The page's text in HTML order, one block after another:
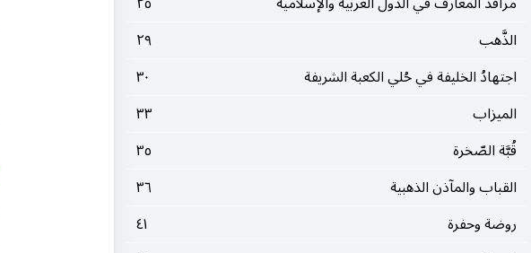
الذَّهب
٢٩
اجتهادُ الخليفة في حُلي الكعبة الشريفة
٣٠
الميزاب
٣٣
قُبَّة الصّخرة
٣٥
القباب والمآذن الذهبية
٣٦
روضة وحفرة
٤١